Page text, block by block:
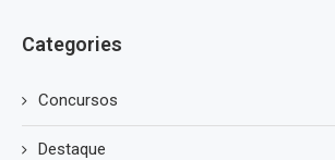
Categories
Concursos
Destaque